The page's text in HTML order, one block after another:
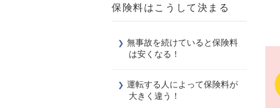
保険料はこうして決まる
無事故を続けていると保険料
は安くなる！
運転する人によって保険料が
大きく違う！